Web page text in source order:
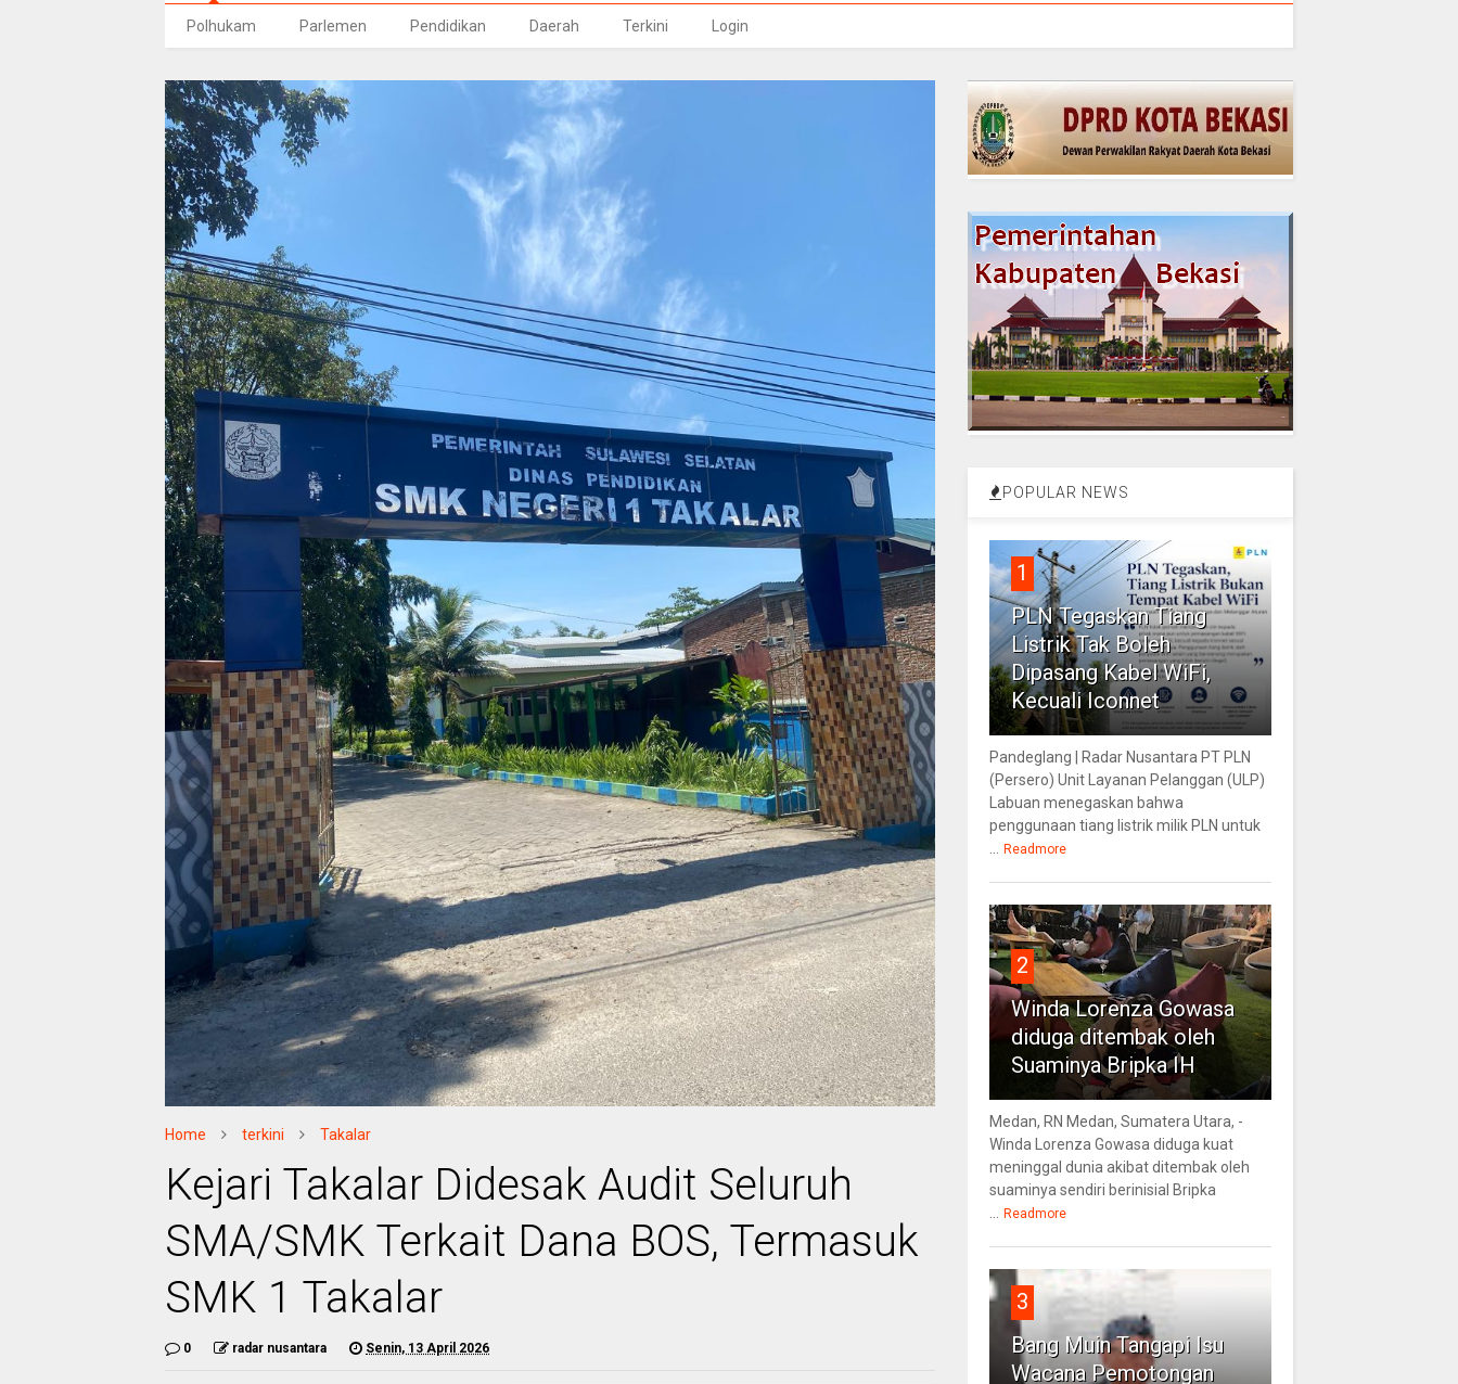
Polhukam Parlemen Pendidikan Daerah Terkini Login
Home terkini Takalar
Kejari Takalar Didesak Audit Seluruh
SMA/SMK Terkait Dana BOS, Termasuk
SMK 1 Takalar
0 radar nusantara Senin, 13 April 2026
POPULAR NEWS
1
PLN Tegaskan Tiang
Listrik Tak Boleh
Dipasang Kabel WiFi,
Kecuali Iconnet
Pandeglang | Radar Nusantara PT PLN
(Persero) Unit Layanan Pelanggan (ULP)
Labuan menegaskan bahwa
penggunaan tiang listrik milik PLN untuk
Readmore
2
Winda Lorenza Gowasa
diduga ditembak oleh
Suaminya Bripka IH
Medan, RN Medan, Sumatera Utara, -
Winda Lorenza Gowasa diduga kuat
meninggal dunia akibat ditembak oleh
suaminya sendiri berinisial Bripka
Readmore
3
Bang Muin Tangapi Isu
Wacana Pemotongan